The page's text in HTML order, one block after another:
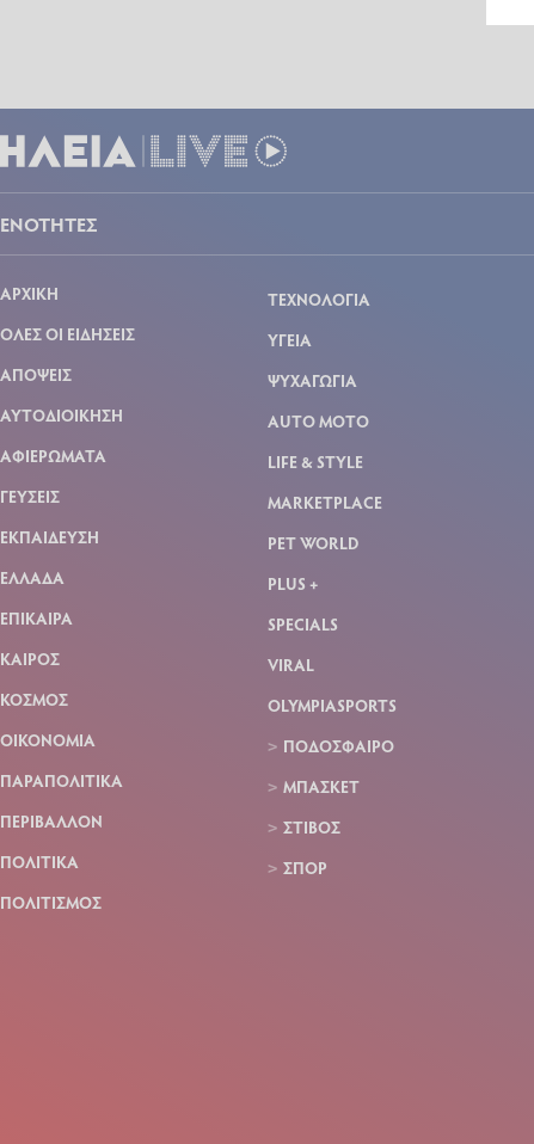
ΕΝΟΤΗΤΕΣ
ΑΡΧΙΚΗ
ΟΛΕΣ ΟΙ ΕΙΔΗΣΕΙΣ
ΑΠΟΨΕΙΣ
ΑΥΤΟΔΙΟΙΚΗΣΗ
ΑΦΙΕΡΩΜΑΤΑ
ΓΕΥΣΕΙΣ
ΕΚΠΑΙΔΕΥΣΗ
ΕΛΛΑΔΑ
ΕΠΙΚΑΙΡΑ
ΚΑΙΡΟΣ
ΚΟΣΜΟΣ
ΟΙΚΟΝΟΜΙΑ
ΠΑΡΑΠΟΛΙΤΙΚΑ
ΠΕΡΙΒΑΛΛΟΝ
ΠΟΛΙΤΙΚΑ
ΠΟΛΙΤΙΣΜΟΣ
ΤΕΧΝΟΛΟΓΙΑ
ΥΓΕΙΑ
ΨΥΧΑΓΩΓΙΑ
AUTO MOTO
LIFE & STYLE
MARKETPLACE
PET WORLD
PLUS +
SPECIALS
VIRAL
OLYMPIASPORTS
ΠΟΔΟΣΦΑΙΡΟ
ΜΠΑΣΚΕΤ
ΣΤΙΒΟΣ
ΣΠΟΡ